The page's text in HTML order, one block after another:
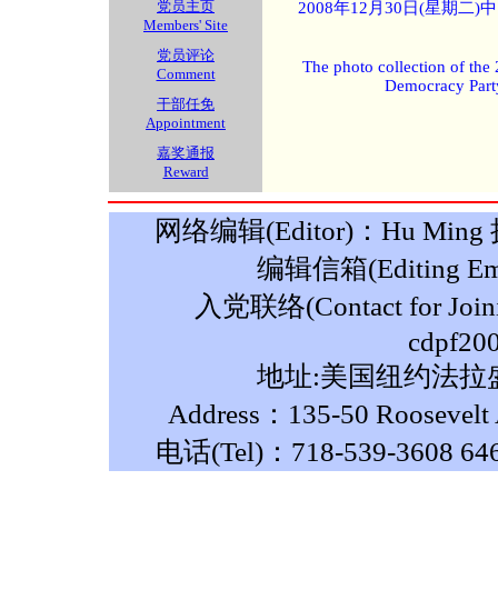
党员主页
Members' Site
党员评论
Comment
干部任免
Appointment
嘉奖通报
Reward
2008年12月30日(星期二)
The photo collection of the
Democracy
网络编辑(Editor)：Hu Ming
编辑信箱(Editing
入党联络(Contact for
地址:美国纽约法拉
Address：135-50
电话(Tel)：718-539-3608